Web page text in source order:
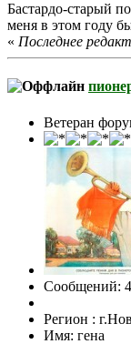
Бастардо-старый
меня в этом году
« Последнее
Ветеран
Сообщений:
Регион :
Имя: гена